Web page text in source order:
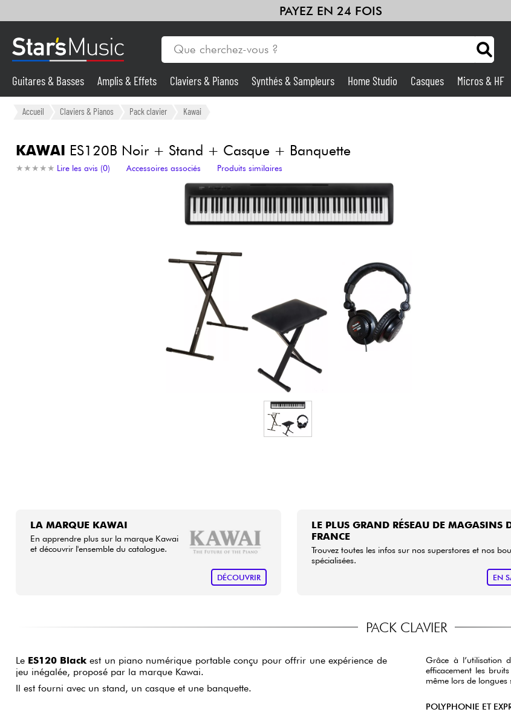
PAYEZ EN 24 FOIS
Guitares & Basses
Synthés & Sampleurs Home Studio
Micros & HF
Batteries & Percu
Voir nos marques
Guitares & Basses Amplis & Effets Claviers & Pianos Synthés & Sampleurs Home Studio Casques Micros & HF
Accueil Claviers & Pianos Pack clavier Kawai
KAWAI ES120B Noir + Stand + Casque + Banquette
★ ★ ★ ★ ★
★ ★ ★ ★ ★ Lire les avis (0) Accessoires associés Produits similaires
LA MARQUE KAWAI
En apprendre plus sur la marque Kawai
et découvrir l'ensemble du catalogue.
DÉCOUVRIR
LE PLUS GRAND RÉSEAU DE MAGASINS
FRANCE
Trouvez toutes les infos sur nos superstores et nos
spécialisées.
EN
PACK CLAVIER
Le ES120 Blackest un piano numérique portable conçu pour offrir une expérience de
jeu inégalée, proposé par la marque Kawai.
Il est fourni avec un stand, un casque et une banquette.
Grâce à l’utilisation
efficacement les
même lors de longues
POLYPHONIE ET